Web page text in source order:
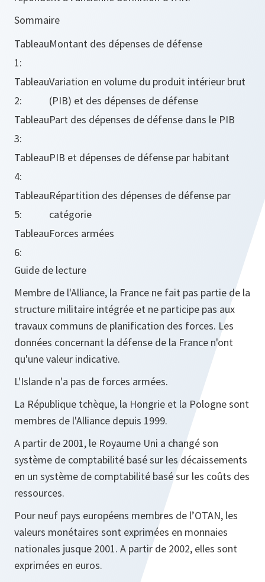
Sommaire
Tableau
1:
Montant des dépenses de défense
Tableau
2:
Variation en volume du produit intérieur brut
(PIB) et des dépenses de défense
Tableau
3:
Part des dépenses de défense dans le PIB
Tableau
4:
PIB et dépenses de défense par habitant
Tableau
5:
Répartition des dépenses de défense par
catégorie
Tableau
6:
Forces armées
Guide de lecture
Membre de l'Alliance, la France ne fait pas partie de la
structure militaire intégrée et ne participe pas aux
travaux communs de planification des forces. Les
données concernant la défense de la France n'ont
qu'une valeur indicative.
L'Islande n'a pas de forces armées.
La République tchèque, la Hongrie et la Pologne sont
membres de l'Alliance depuis 1999.
A partir de 2001, le Royaume Uni a changé son
système de comptabilité basé sur les décaissements
en un système de comptabilité basé sur les coûts des
ressources.
Pour neuf pays européens membres de l’OTAN, les
valeurs monétaires sont exprimées en monnaies
nationales jusque 2001. A partir de 2002, elles sont
exprimées en euros.